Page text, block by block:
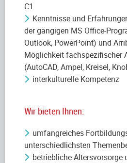
C1
Kenntnisse und
der gängigen MS Office-
Outlook, PowerPoint) und
Möglichkeit fachspezifischer
(AutoCAD, Ampel, Kreisel,
interkulturelle Kompetenz
Wir bieten Ihnen:
umfangreiches
unterschiedlichsten
betriebliche Altersvorsorge